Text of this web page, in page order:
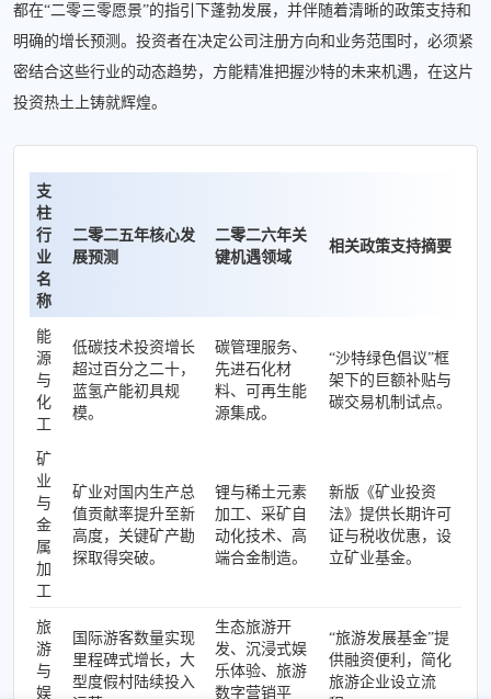
都在“二零三零愿景”的指引下蓬勃发展，并伴随着清晰的政策支持和
明确的增长预测。投资者在决定公司注册方向和业务范围时，必须紧
密结合这些行业的动态趋势，方能精准把握沙特的未来机遇，在这片
投资热土上铸就辉煌。
支
柱
行
业
名
称
二零二五年核心发
展预测
二零二六年关
键机遇领域
相关政策支持摘要
能
源
与
化
工
低碳技术投资增长
超过百分之二十，
蓝氢产能初具规
模。
碳管理服务、
先进石化材
料、可再生能
源集成。
“沙特绿色倡议”框
架下的巨额补贴与
碳交易机制试点。
矿
业
与
金
属
加
工
矿业对国内生产总
值贡献率提升至新
高度，关键矿产勘
探取得突破。
锂与稀土元素
加工、采矿自
动化技术、高
端合金制造。
新版《矿业投资
法》提供长期许可
证与税收优惠，设
立矿业基金。
旅
游
与
娱
国际游客数量实现
里程碑式增长，大
型度假村陆续投入
生态旅游开
发、沉浸式娱
乐体验、旅游
数字营销平
“旅游发展基金”提
供融资便利，简化
旅游企业设立流